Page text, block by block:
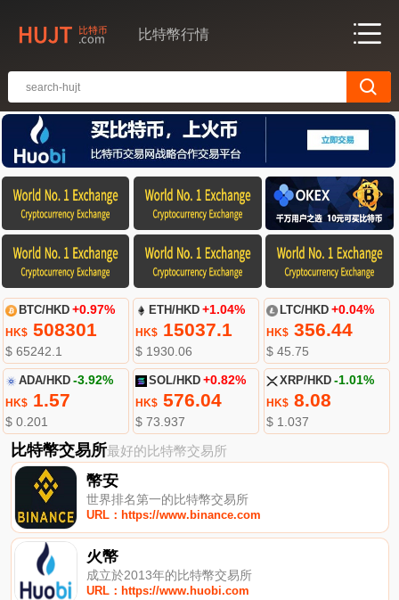
比特幣行情
BTC/HKD +0.97%
HK$508301
$ 65242.1
ETH/HKD +1.04%
HK$ 15037.1
$ 1930.06
LTC/HKD +0.04%
HK$356.44
$ 45.75
ADA/HKD -3.92%
HK$1.57
$ 0.201
SOL/HKD +0.82%
HK$ 576.04
$ 73.937
XRP/HKD -1.01%
HK$8.08
$ 1.037
比特幣交易所最好的比特幣交易所
幣安
世界排名第一的比特幣交易所
URL：https://www.binance.com
火幣
成立於2013年的比特幣交易所
URL：https://www.huobi.com